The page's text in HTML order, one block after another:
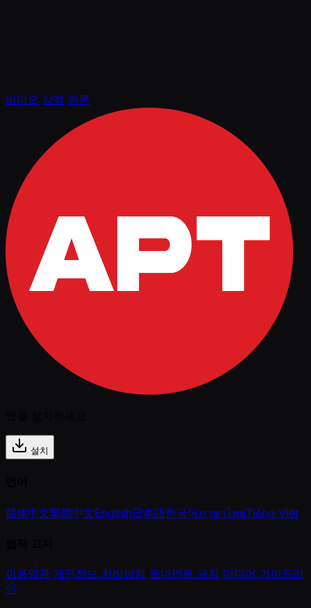
비디오 상점 언론
설치
简体中文繁體中文English日本語한국어ภาษาไทยTiếng Việt
이용약관 개인정보 처리방침 토너먼트 규칙 미디어 가이드라
인